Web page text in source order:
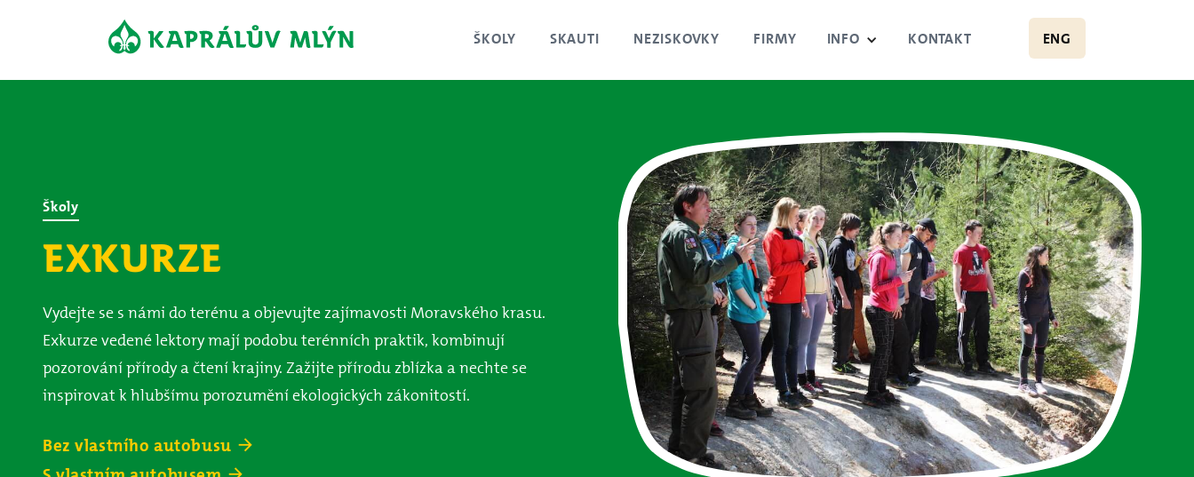
ŠKOLY SKAUTI NEZISKOVKY FIRMY INFO KONTAKT ENG
Školy
EXKURZE
Vydejte se s námi do terénu a objevujte zajímavosti Moravského krasu.
Exkurze vedené lektory mají podobu terénních praktik, kombinují
pozorování přírody a čtení krajiny. Zažijte přírodu zblízka a nechte se
inspirovat k hlubšímu porozumění ekologických zákonitostí.
Bez vlastního autobusu arrow_forward